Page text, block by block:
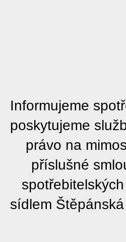
Informujeme
poskytujeme
právo na
příslušné
sídlem